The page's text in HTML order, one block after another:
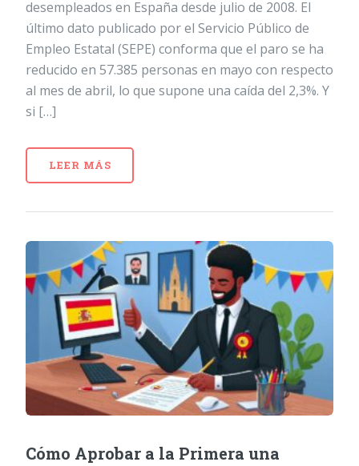
desempleados en España desde julio de 2008. El
último dato publicado por el Servicio Público de
Empleo Estatal (SEPE) conforma que el paro se ha
reducido en 57.385 personas en mayo con respecto
al mes de abril, lo que supone una caída del 2,3%. Y
si […]
LEER MÁS
Cómo Aprobar a la Primera una